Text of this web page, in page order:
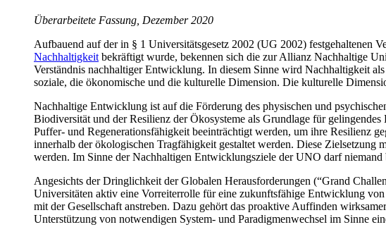
Überarbeitete Fassung, Dezember 2020
Aufbauend auf der in § 1 Universitätsgesetz 2002 (UG 2002) festgehaltenen
Nachhaltigkeit bekräftigt wurde, bekennen sich die zur Allianz Nachhaltige
Verständnis nachhaltiger Entwicklung. In diesem Sinne wird Nachhaltigkeit
soziale, die ökonomische und die kulturelle Dimension. Die kulturelle
Nachhaltige Entwicklung ist auf die Förderung des physischen und
Biodiversität und der Resilienz der Ökosysteme als Grundlage für
Puffer- und Regenerationsfähigkeit beeinträchtigt werden, um ihre Resilienz
innerhalb der ökologischen Tragfähigkeit gestaltet werden. Diese
werden. Im Sinne der Nachhaltigen Entwicklungsziele der UNO darf
Angesichts der Dringlichkeit der Globalen Herausforderungen (“Grand
Universitäten aktiv eine Vorreiterrolle für eine zukunftsfähige Entwicklung
mit der Gesellschaft anstreben. Dazu gehört das proaktive Auffinden
Unterstützung von notwendigen System- und Paradigmenwechsel im Sinne